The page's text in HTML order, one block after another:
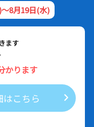
8月19日(水)
ます
かります
こちら